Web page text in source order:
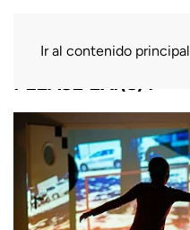
Ir al contenido principal
PLEASE EXI(S)T